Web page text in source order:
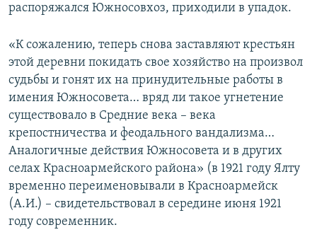
распоряжался Южносовхоз, приходили в упадок.
«К сожалению, теперь снова заставляют крестьян
этой деревни покидать свое хозяйство на произвол
судьбы и гонят их на принудительные работы в
имения Южносовета… вряд ли такое угнетение
существовало в Средние века – века
крепостничества и феодального вандализма…
Аналогичные действия Южносовета и в других
селах Красноармейского района» (в 1921 году Ялту
временно переименовывали в Красноармейск
(А.И.) – свидетельствовал в середине июня 1921
году современник.